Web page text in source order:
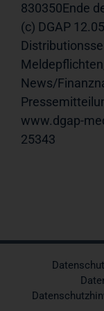
830350Ende
(c) DGAP
News/
www.dgap-
25343